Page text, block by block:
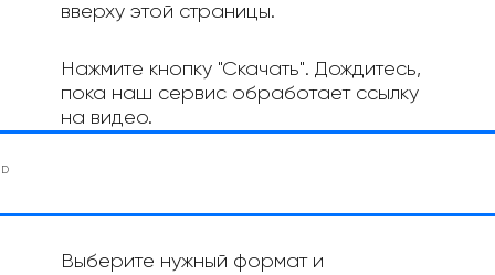
вверху этой страницы.
Нажмите кнопку "Скачать". Дождитесь,
пока наш сервис обработает ссылку
на видео.
Выберите нужный формат и